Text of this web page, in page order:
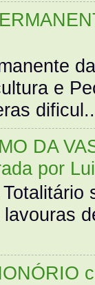
e
DA
por